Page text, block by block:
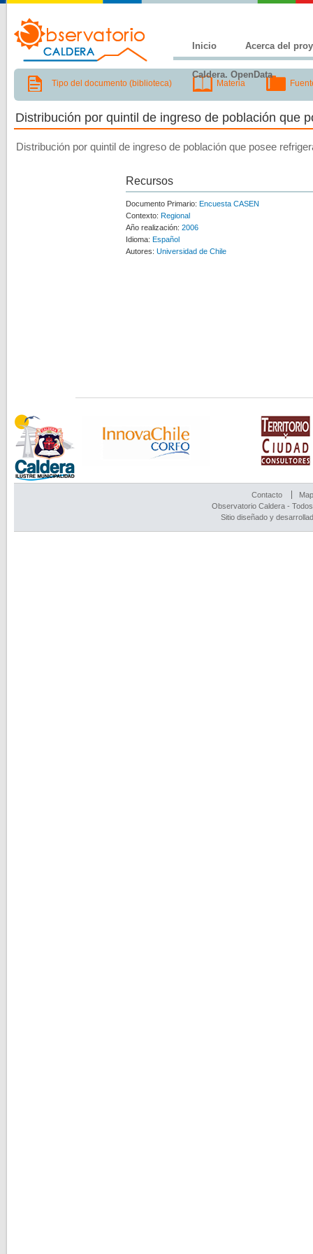
Inicio Acerca del
Caldera. OpenData
Tipo del documento (biblioteca) Materia
Distribución por quintil de ingreso de población que
Distribución por quintil de ingreso de población que posee
Recursos
Documento Primario: Encuesta CASEN
Contexto: Regional
Año realización: 2006
Idioma: Español
Autores: Universidad de Chile
Contacto
Observatorio Caldera -
Sitio diseñado y